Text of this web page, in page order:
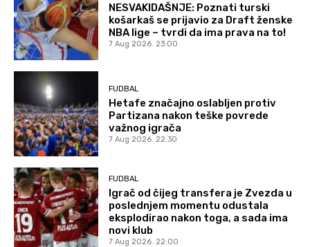
NESVAKIDAŠNJE: Poznati turski
košarkaš se prijavio za Draft ženske
NBA lige – tvrdi da ima prava na to!
7 Aug 2026. 23:00
FUDBAL
Hetafe značajno oslabljen protiv
Partizana nakon teške povrede
važnog igrača
7 Aug 2026. 22:30
FUDBAL
Igrač od čijeg transfera je Zvezda u
poslednjem momentu odustala
eksplodirao nakon toga, a sada ima
novi klub
7 Aug 2026. 22:00